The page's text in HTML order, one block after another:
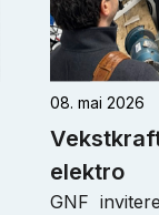
08. mai 2026
elektro
GNF